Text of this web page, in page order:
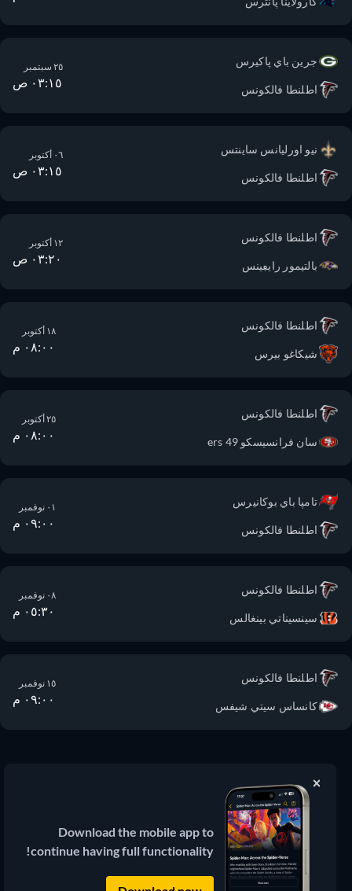
جرين باي پاكيرس
اطلنطا فالكونس ٠٣:١٥ ص
نيو اورليانس ساينتس
اطلنطا فالكونس ٠٣:١٥ ص
اطلنطا فالكونس
بالتيمور رايڢينس ٠٣:٢٠ ص
اطلنطا فالكونس
شيكاغو بيرس ٠٨:٠٠ م
اطلنطا فالكونس
سان فرانسيسكو 49 ers ٠٨:٠٠ م
تامپا باي بوكانيرس
اطلنطا فالكونس ٠٩:٠٠ م
اطلنطا فالكونس
سينسيناتي بينغالس ٠٥:٣٠ م
اطلنطا فالكونس
كانساس سيتي شيفس ٠٩:٠٠ م
JustWatch دليل بث الأفلام والمسلسلات
(3.13.0) جميع المحتويات الخارجية تظل ملكاً
لمالكها الشرعي.
Download the mobile app to
continue having full functionality!